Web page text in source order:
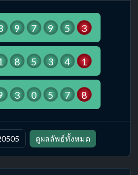
9 7 9 5 3
8 5 3 4 1
3 0 5 7 8
ดูผลลัพธ์ทั้งหมด